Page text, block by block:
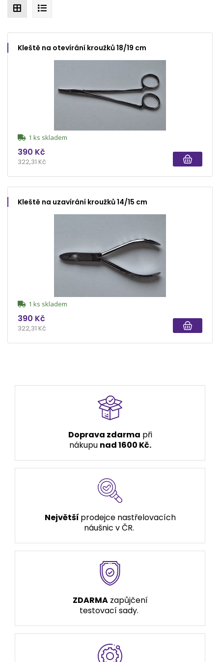
Kleště na otevírání kroužků 18/19 cm
1 ks skladem
390 Kč
322,31 Kč
Kleště na uzavírání kroužků 14/15 cm
1 ks skladem
390 Kč
322,31 Kč
Doprava zdarma při
nákupu nad 1600 Kč.
Největší prodejce nastřelovacích
náušnic v ČR.
ZDARMAzapůjčení
testovací sady.